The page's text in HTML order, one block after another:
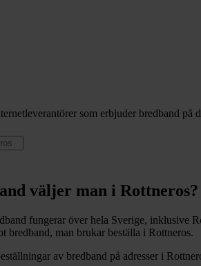
som erbjuder bredband på
väljer man i Rottneros?
fungerar över hela Sverige, inklusive
bredband, man brukar beställa i Rottneros.
av bredband på adresser i